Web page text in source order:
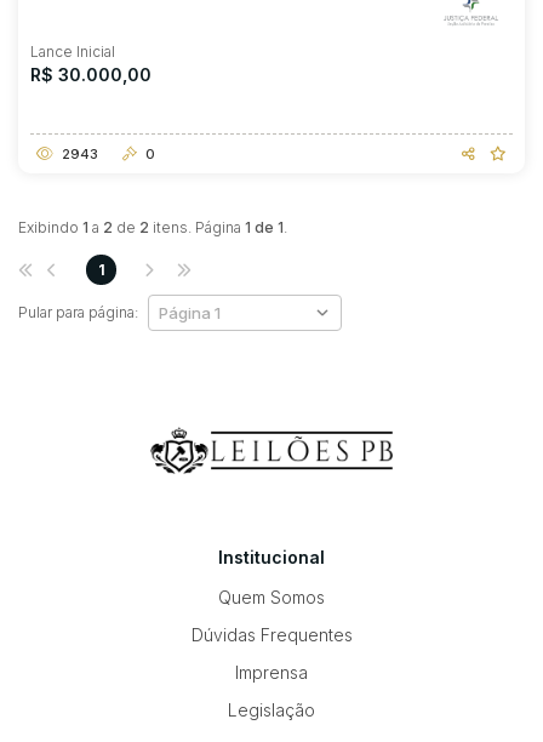
Lance Inicial
R$ 30.000,00
2943 0
Exibindo 1 a 2 de 2 itens. Página 1 de 1.
Pular para página:
1
Institucional
Quem Somos
Dúvidas Frequentes
Imprensa
Legislação